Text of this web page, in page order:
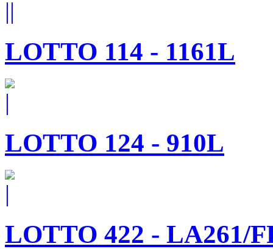
LOTTO 114 - 1161L
LOTTO 124 - 910L
LOTTO 422 - LA261/